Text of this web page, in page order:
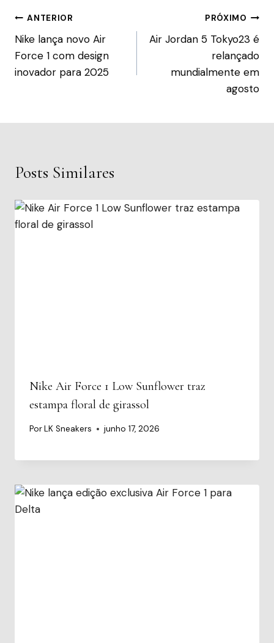
ANTERIOR
Nike lança novo Air
Force 1 com design
inovador para 2025
PRÓXIMO
Air Jordan 5 Tokyo23 é
relançado
mundialmente em
agosto
Posts Similares
Nike Air Force 1 Low Sunflower traz
estampa floral de girassol
PorLK Sneakers junho 17, 2026